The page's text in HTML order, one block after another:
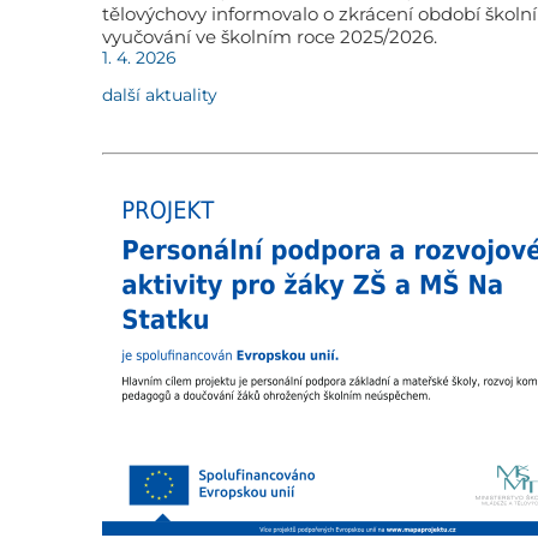
tělovýchovy informovalo o zkrácení období
vyučování ve školním roce 2025/2026.
1. 4. 2026
další aktuality